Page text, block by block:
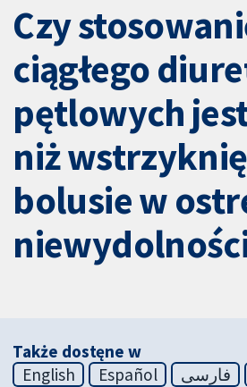
Czy
ciągłego
pętlowych
niż
bolusie w
Także dostęne w
English
Español فارسی